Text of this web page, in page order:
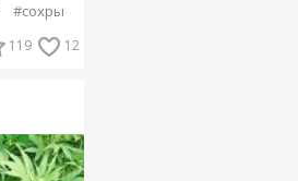
#сохры
119 12